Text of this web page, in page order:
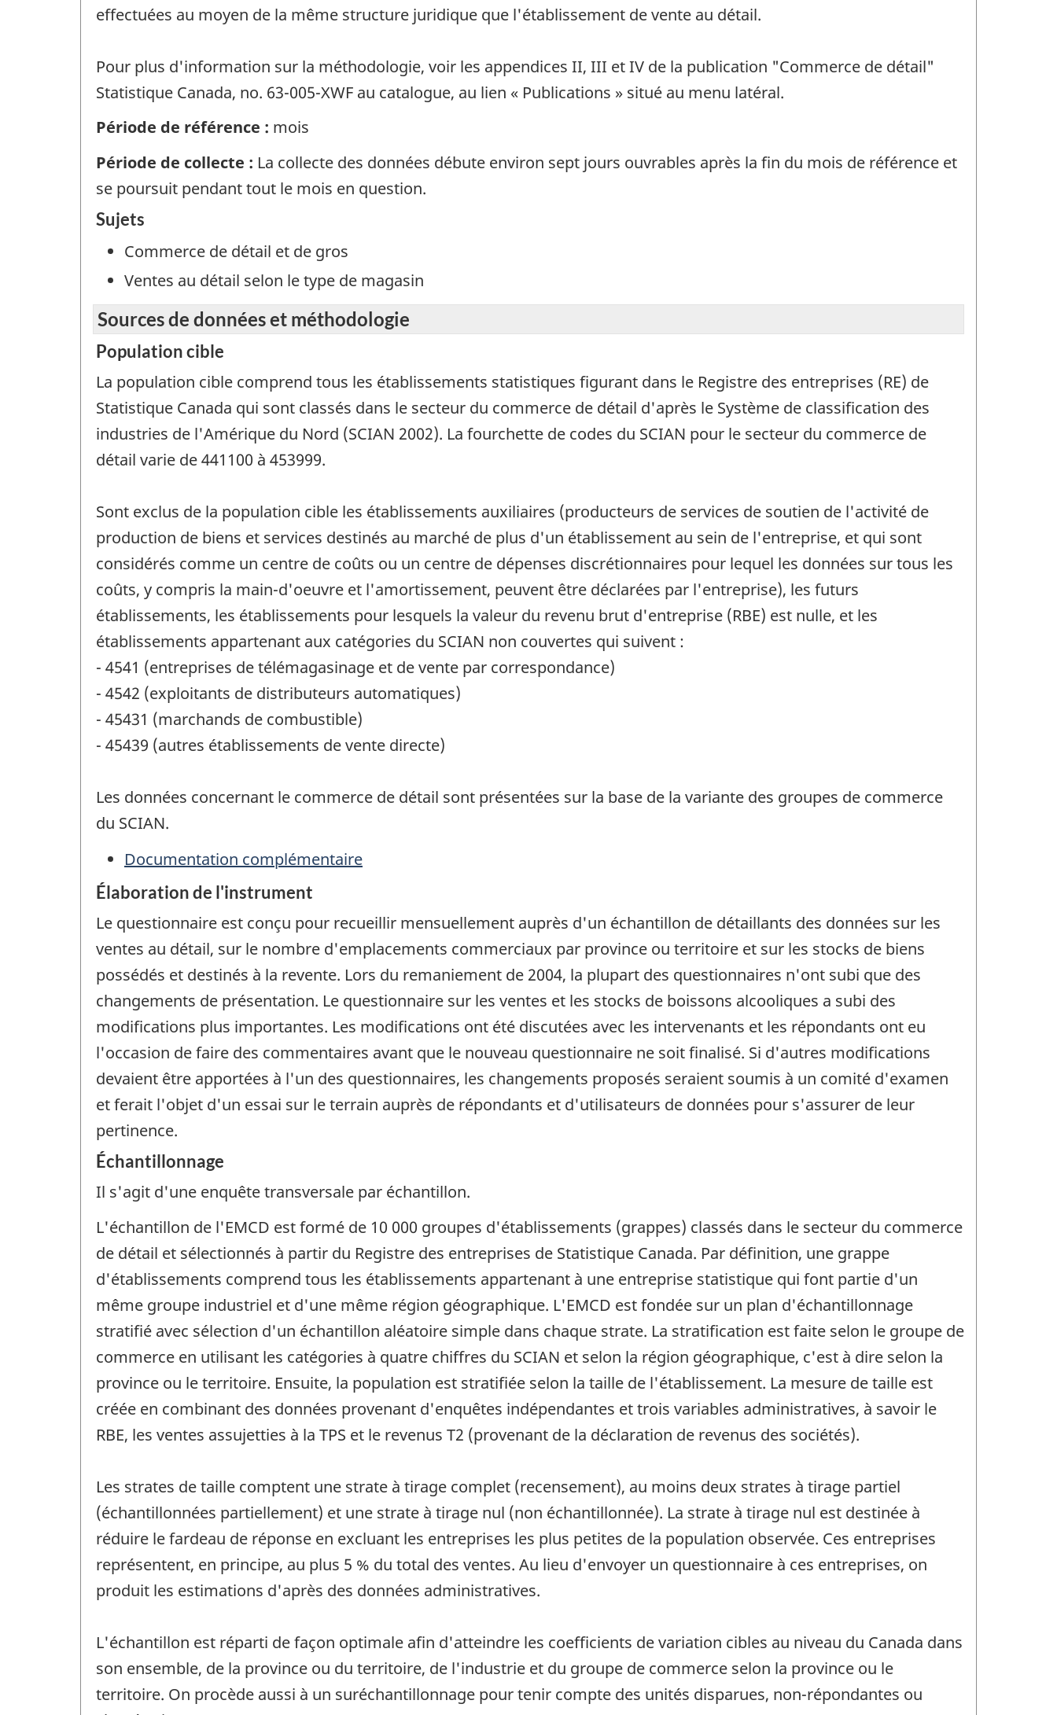
effectuées au moyen de la même structure juridique que l'établissement de vente au détail.
Pour plus d'information sur la méthodologie, voir les appendices II, III et IV de la publication "Commerce de détail"
Statistique Canada, no. 63-005-XWF au catalogue, au lien « Publications » situé au menu latéral.
Période de référence : mois
Période de collecte : La collecte des données débute environ sept jours ouvrables après la fin du mois de référence et
se poursuit pendant tout le mois en question.
Sujets
Commerce de détail et de gros
Ventes au détail selon le type de magasin
Sources de données et méthodologie
Population cible
La population cible comprend tous les établissements statistiques figurant dans le Registre des entreprises (RE) de
Statistique Canada qui sont classés dans le secteur du commerce de détail d'après le Système de classification des
industries de l'Amérique du Nord (SCIAN 2002). La fourchette de codes du SCIAN pour le secteur du commerce de
détail varie de 441100 à 453999.
Sont exclus de la population cible les établissements auxiliaires (producteurs de services de soutien de l'activité de
production de biens et services destinés au marché de plus d'un établissement au sein de l'entreprise, et qui sont
considérés comme un centre de coûts ou un centre de dépenses discrétionnaires pour lequel les données sur tous les
coûts, y compris la main-d'oeuvre et l'amortissement, peuvent être déclarées par l'entreprise), les futurs
établissements, les établissements pour lesquels la valeur du revenu brut d'entreprise (RBE) est nulle, et les
établissements appartenant aux catégories du SCIAN non couvertes qui suivent :
- 4541 (entreprises de télémagasinage et de vente par correspondance)
- 4542 (exploitants de distributeurs automatiques)
- 45431 (marchands de combustible)
- 45439 (autres établissements de vente directe)
Les données concernant le commerce de détail sont présentées sur la base de la variante des groupes de commerce
du SCIAN.
Documentation complémentaire
Élaboration de l'instrument
Le questionnaire est conçu pour recueillir mensuellement auprès d'un échantillon de détaillants des données sur les
ventes au détail, sur le nombre d'emplacements commerciaux par province ou territoire et sur les stocks de biens
possédés et destinés à la revente. Lors du remaniement de 2004, la plupart des questionnaires n'ont subi que des
changements de présentation. Le questionnaire sur les ventes et les stocks de boissons alcooliques a subi des
modifications plus importantes. Les modifications ont été discutées avec les intervenants et les répondants ont eu
l'occasion de faire des commentaires avant que le nouveau questionnaire ne soit finalisé. Si d'autres modifications
devaient être apportées à l'un des questionnaires, les changements proposés seraient soumis à un comité d'examen
et ferait l'objet d'un essai sur le terrain auprès de répondants et d'utilisateurs de données pour s'assurer de leur
pertinence.
Échantillonnage
Il s'agit d'une enquête transversale par échantillon.
L'échantillon de l'EMCD est formé de 10 000 groupes d'établissements (grappes) classés dans le secteur du commerce
de détail et sélectionnés à partir du Registre des entreprises de Statistique Canada. Par définition, une grappe
d'établissements comprend tous les établissements appartenant à une entreprise statistique qui font partie d'un
même groupe industriel et d'une même région géographique. L'EMCD est fondée sur un plan d'échantillonnage
stratifié avec sélection d'un échantillon aléatoire simple dans chaque strate. La stratification est faite selon le groupe de
commerce en utilisant les catégories à quatre chiffres du SCIAN et selon la région géographique, c'est à dire selon la
province ou le territoire. Ensuite, la population est stratifiée selon la taille de l'établissement. La mesure de taille est
créée en combinant des données provenant d'enquêtes indépendantes et trois variables administratives, à savoir le
RBE, les ventes assujetties à la TPS et le revenus T2 (provenant de la déclaration de revenus des sociétés).
Les strates de taille comptent une strate à tirage complet (recensement), au moins deux strates à tirage partiel
(échantillonnées partiellement) et une strate à tirage nul (non échantillonnée). La strate à tirage nul est destinée à
réduire le fardeau de réponse en excluant les entreprises les plus petites de la population observée. Ces entreprises
représentent, en principe, au plus 5 % du total des ventes. Au lieu d'envoyer un questionnaire à ces entreprises, on
produit les estimations d'après des données administratives.
L'échantillon est réparti de façon optimale afin d'atteindre les coefficients de variation cibles au niveau du Canada dans
son ensemble, de la province ou du territoire, de l'industrie et du groupe de commerce selon la province ou le
territoire. On procède aussi à un suréchantillonnage pour tenir compte des unités disparues, non-répondantes ou